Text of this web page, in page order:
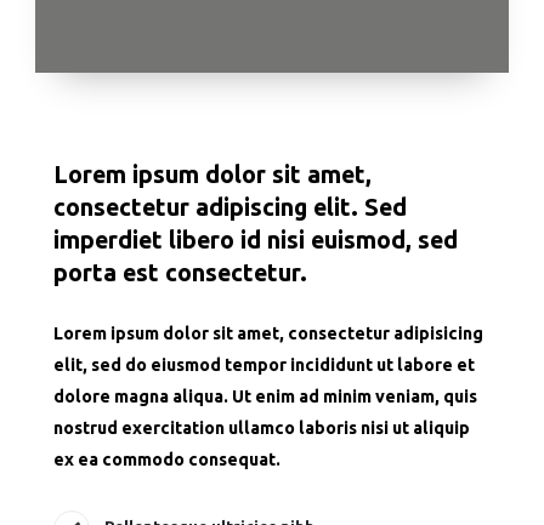
Lorem ipsum dolor sit amet,
consectetur adipiscing elit. Sed
imperdiet libero id nisi euismod, sed
porta est consectetur.
Lorem ipsum dolor sit amet, consectetur adipisicing
elit, sed do eiusmod tempor incididunt ut labore et
dolore magna aliqua. Ut enim ad minim veniam, quis
nostrud exercitation ullamco laboris nisi ut aliquip
ex ea commodo consequat.